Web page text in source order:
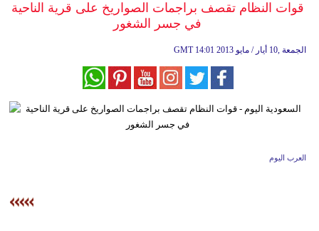
وموسيقى
أخبار
قوات النظام تقصف براجمات الصواريخ على قرية الناحية
في جسر الشغور
GMT 14:01 2013 الجمعة ,10 أيار / مايو
العرب اليوم